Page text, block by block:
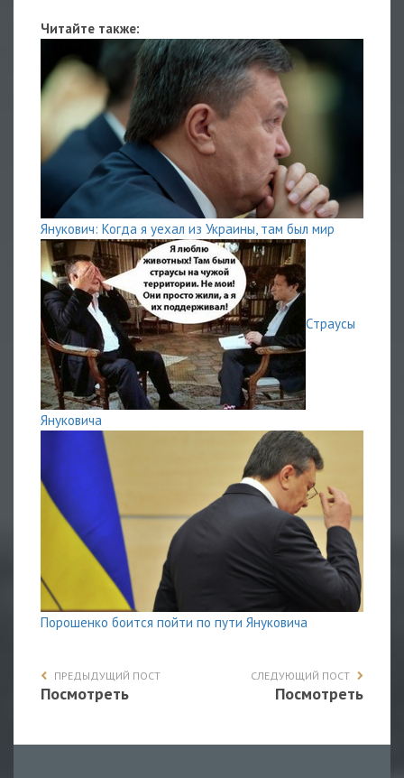
Читайте также:
Янукович: Когда я уехал из Украины, там был мир
Страусы
Януковича
Порошенко боится пойти по пути Януковича
ПРЕДЫДУЩИЙ ПОСТ
Посмотреть
СЛЕДУЮЩИЙ ПОСТ
Посмотреть